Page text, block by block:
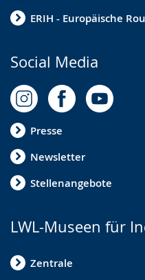
ERIH - Europäische
Social Media
Presse
Newsletter
Stellenangebote
LWL-Museen für
Zentrale